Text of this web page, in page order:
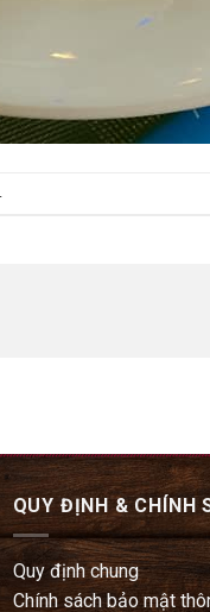
QUY ĐỊNH & CHÍNH
Quy định chung
Chính sách bảo mật